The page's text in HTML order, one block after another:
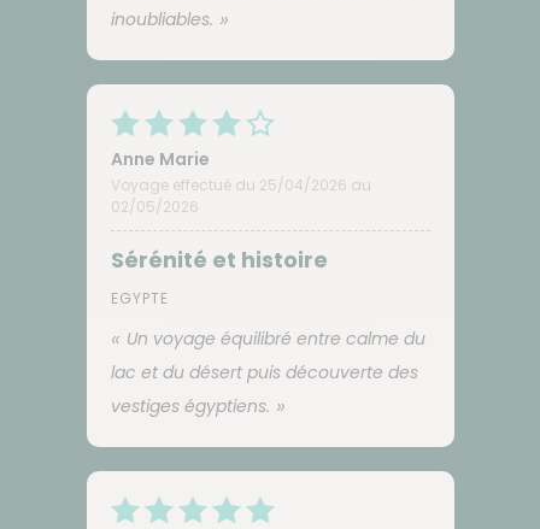
inoubliables.
Anne Marie
Voyage effectué du 25/04/2026 au
02/05/2026
Sérénité et histoire
EGYPTE
Un voyage équilibré entre calme du
lac et du désert puis découverte des
vestiges égyptiens.